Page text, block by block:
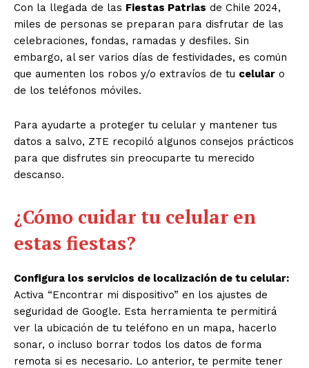
Con la llegada de las Fiestas Patrias de Chile 2024,
miles de personas se preparan para disfrutar de las
celebraciones, fondas, ramadas y desfiles. Sin
embargo, al ser varios días de festividades, es común
que aumenten los robos y/o extravíos de tu celular o
de los teléfonos móviles.
Para ayudarte a proteger tu celular y mantener tus
datos a salvo, ZTE recopiló algunos consejos prácticos
para que disfrutes sin preocuparte tu merecido
descanso.
¿Cómo cuidar tu celular en
estas fiestas?
Configura los servicios de localización de tu celular:
Activa “Encontrar mi dispositivo” en los ajustes de
seguridad de Google. Esta herramienta te permitirá
ver la ubicación de tu teléfono en un mapa, hacerlo
sonar, o incluso borrar todos los datos de forma
remota si es necesario. Lo anterior, te permite tener